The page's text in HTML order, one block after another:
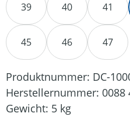
39 40 41
45 46 47
Produktnummer: DC-
Herstellernummer: 0088
Gewicht: 5 kg